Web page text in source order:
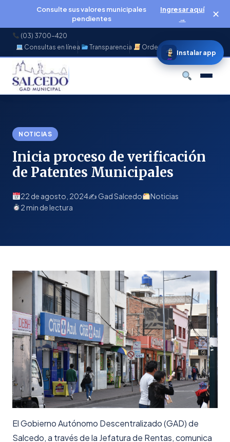
Consulte sus valores municipales
pendientes
Ingresar aquí
→
✕
(03) 3700-420
Consultas en línea
Transparencia Ordenanzas
NOTICIAS
Inicia proceso de verificación
de Patentes Municipales
22 de agosto, 2024✍️ Gad Salcedo
Noticias
2 min de lectura
El Gobierno Autónomo Descentralizado (GAD) de
Salcedo, a través de la Jefatura de Rentas, comunica
Instalar app